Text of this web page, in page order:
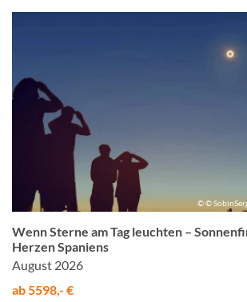
© ©
Wenn Sterne am Tag leuchten –
Herzen Spaniens
August 2026
ab 5598,- €